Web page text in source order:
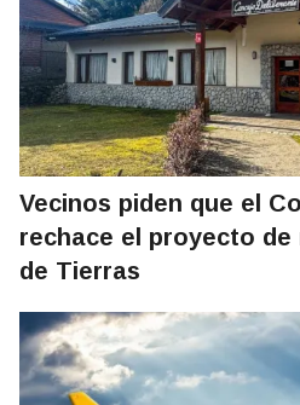
Vecinos piden que el
rechace el proyecto
de Tierras